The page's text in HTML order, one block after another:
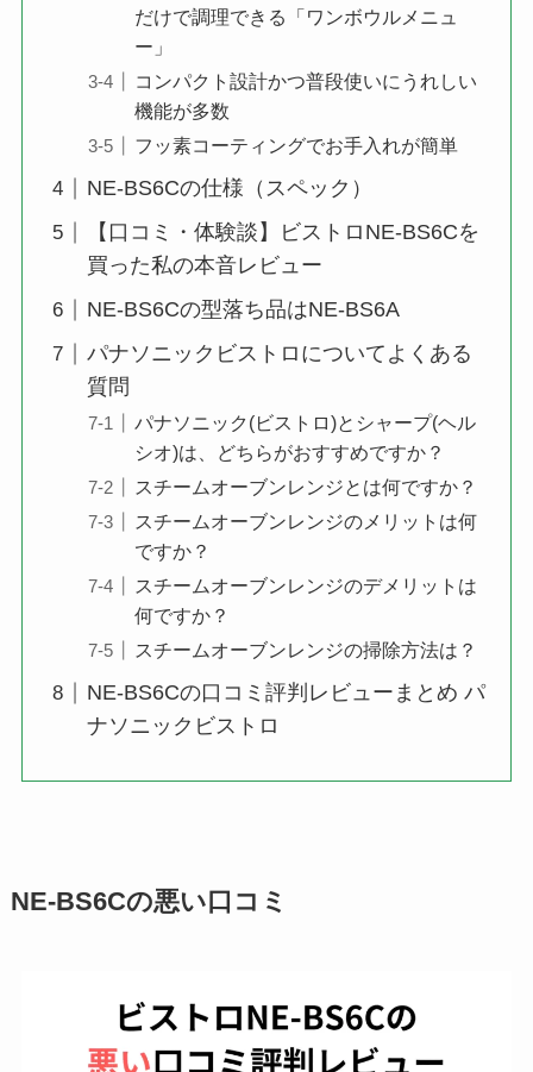
だけで調理できる「ワンボウルメニュ
ー」
コンパクト設計かつ普段使いにうれしい
機能が多数
フッ素コーティングでお手入れが簡単
NE-BS6Cの仕様（スペック）
【口コミ・体験談】ビストロNE-BS6Cを
買った私の本音レビュー
NE-BS6Cの型落ち品はNE-BS6A
パナソニックビストロについてよくある
質問
パナソニック(ビストロ)とシャープ(ヘル
シオ)は、どちらがおすすめですか？
スチームオーブンレンジとは何ですか？
スチームオーブンレンジのメリットは何
ですか？
スチームオーブンレンジのデメリットは
何ですか？
スチームオーブンレンジの掃除方法は？
NE-BS6Cの口コミ評判レビューまとめ パ
ナソニックビストロ
NE-BS6Cの悪い口コミ